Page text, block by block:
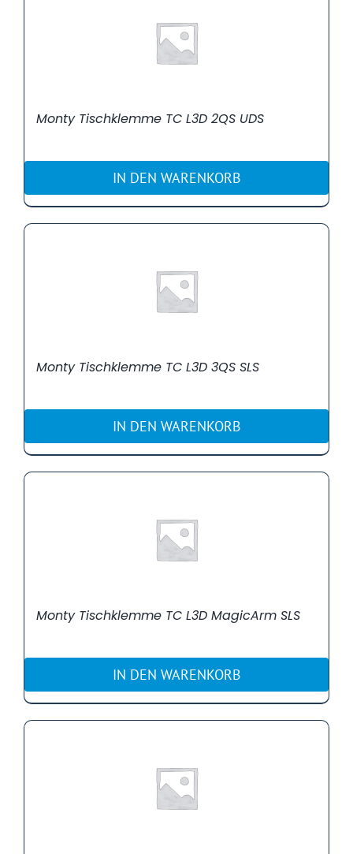
Monty Tischklemme TC L3D 2QS UDS
IN DEN WARENKORB
Monty Tischklemme TC L3D 3QS SLS
IN DEN WARENKORB
Monty Tischklemme TC L3D MagicArm SLS
IN DEN WARENKORB